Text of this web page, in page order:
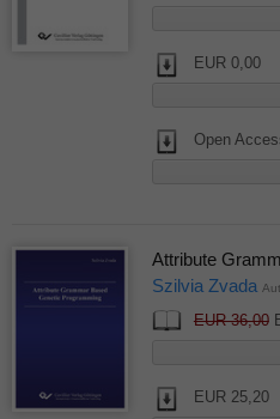
EUR 0,00
Open
Attribute
Szilvia Zvada
EUR 36,00
EUR 25,20